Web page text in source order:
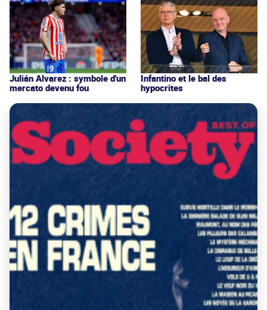
Julián Alvarez : symbole d'un
mercato devenu fou
Infantino et le bal des
hypocrites